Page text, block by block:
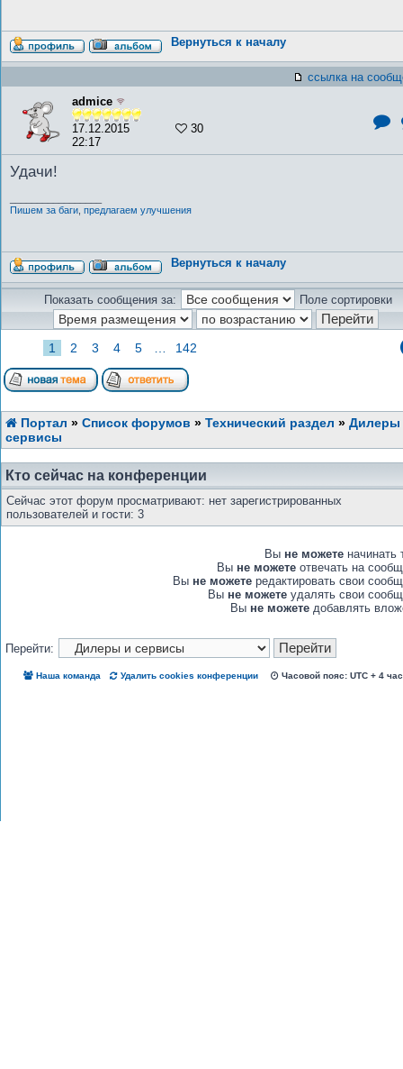
Вернуться к началу
ссылка на
admice
17.12.2015
22:17
30
Удачи!
Пишем за баги предлагаем улучшения
Вернуться к началу
Показать сообщения за: Поле сортировки
1 2 3 4 5 142
Портал » Список форумов » Технический раздел » Дилеры
сервисы
Кто сейчас на конференции
Сейчас этот форум просматривают: нет зарегистрированных
пользователей и гости: 3
Вы не можете начинать
Вы не можете отвечать на
Вы не можете редактировать свои
Вы не можете удалять свои
Вы не можете добавлять
Перейти:
Наша команда Удалить cookies конференции Часовой пояс: UTC + 4